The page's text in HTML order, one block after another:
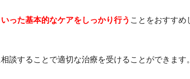
った基本的なケアをしっかり行う ことをおすすめ
談することで適切な治療を受けることができます。